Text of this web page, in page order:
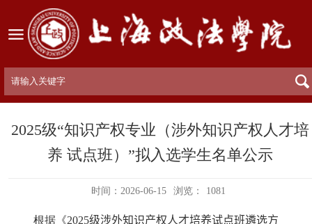
2025级“知识产权专业（涉外知识产权人才培
养 试点班）”拟入选学生名单公示
时间：2026-06-15 浏览： 1081
根据《2025级涉外知识产权人才培养试点班遴选方